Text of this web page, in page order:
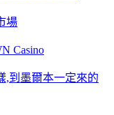
場
Casino
,到墨爾本一定來的